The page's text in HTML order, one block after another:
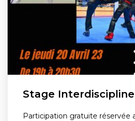
Stage
Participation gratuite réservée